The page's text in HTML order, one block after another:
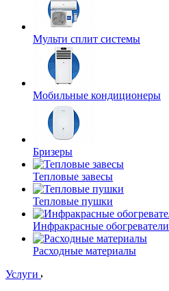
Мульти сплит системы
Мобильные кондиционеры
Бризеры
Тепловые завесы
Тепловые пушки
Инфракрасные обогреватели
Расходные материалы
Услуги